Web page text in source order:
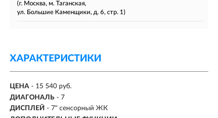
(г. Москва, м. Таганская,
ул. Большие Каменщики, д. 6, стр. 1)
ХАРАКТЕРИСТИКИ
ЦЕНА - 15 540 руб.
ДИАГОНАЛЬ - 7
ДИСПЛЕЙ - 7" сенсорный ЖК